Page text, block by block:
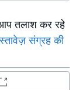
तलाश कर रहे
संग्रह की